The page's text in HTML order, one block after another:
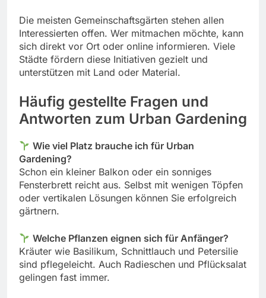
Die meisten Gemeinschaftsgärten stehen allen
Interessierten offen. Wer mitmachen möchte, kann
sich direkt vor Ort oder online informieren. Viele
Städte fördern diese Initiativen gezielt und
unterstützen mit Land oder Material.
Häufig gestellte Fragen und
Antworten zum Urban Gardening
Wie viel Platz brauche ich für Urban
Gardening?
Schon ein kleiner Balkon oder ein sonniges
Fensterbrett reicht aus. Selbst mit wenigen Töpfen
oder vertikalen Lösungen können Sie erfolgreich
gärtnern.
Welche Pflanzen eignen sich für Anfänger?
Kräuter wie Basilikum, Schnittlauch und Petersilie
sind pflegeleicht. Auch Radieschen und Pflücksalat
gelingen fast immer.